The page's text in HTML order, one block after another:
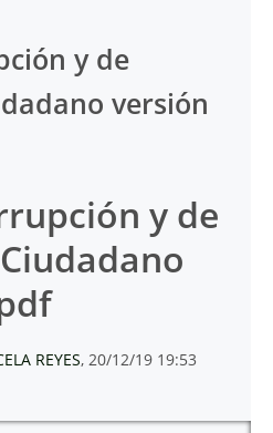
y de
versión
y de
REYES, 20/12/19 19:53